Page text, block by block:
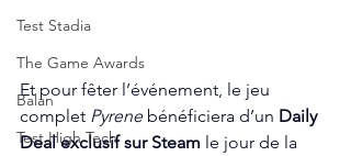
Test Stadia
The Game Awards
Balan
Test High Tech
Et pour fêter l’événement, le jeu
complet Pyrene bénéficiera d’un Daily
Deal exclusif sur Steam le jour de la